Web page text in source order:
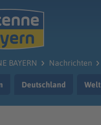
BAYERN Nachrichten
Deutschland Welt